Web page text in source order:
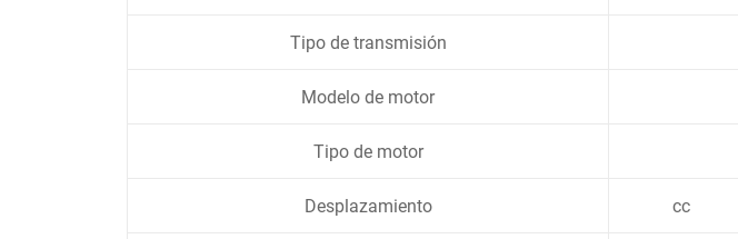
Tipo de transmisión
Modelo de motor
Tipo de motor
Desplazamiento cc